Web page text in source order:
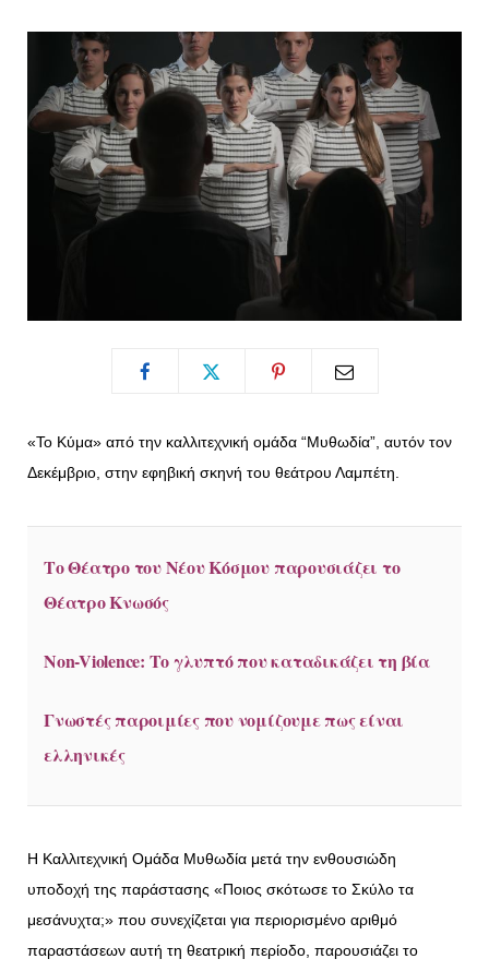
o
k
t
e
r
a
m
s
t
«Το Κύμα» από την καλλιτεχνική ομάδα “Μυθωδία”, αυτόν τον
Δεκέμβριο, στην εφηβική σκηνή του θεάτρου Λαμπέτη.
Το Θέατρο του Νέου Κόσμου παρουσιάζει το
Θέατρο Κνωσός
Non-Violence: Το γλυπτό που καταδικάζει τη βία
Γνωστές παροιμίες που νομίζουμε πως είναι
ελληνικές
Η Καλλιτεχνική Ομάδα Μυθωδία μετά την ενθουσιώδη
υποδοχή της παράστασης «Ποιος σκότωσε το Σκύλο τα
μεσάνυχτα;» που συνεχίζεται για περιορισμένο αριθμό
παραστάσεων αυτή τη θεατρική περίοδο, παρουσιάζει το